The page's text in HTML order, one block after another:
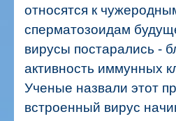
относятся к
сперматозоидам
вирусы постарались -
активность иммунных
Ученые назвали этот
встроенный вирус